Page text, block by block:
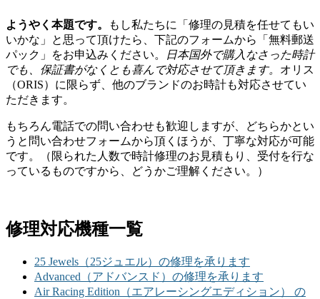
ようやく本題です。
もし私たちに「修理の見積を任せてもい
いかな」と思って頂けたら、下記のフォームから「無料郵送
パック」をお申込みください。
日本国外で購入なさった時計
でも、保証書がなくとも喜んで対応させて頂きます。 オリス
（ORIS）に限らず、他のブランドのお時計も対応させてい
ただきます。
もちろん電話での問い合わせも歓迎しますが、どちらかとい
うと問い合わせフォームから頂くほうが、丁寧な対応が可能
です。（限られた人数で時計修理のお見積もり、受付を行な
っているものですから、どうかご理解ください。）
修理対応機種一覧
25 Jewels（25ジュエル）の修理を承ります
Advanced（アドバンスド）の修理を承ります
Air Racing Edition（エアレーシングエディション） の